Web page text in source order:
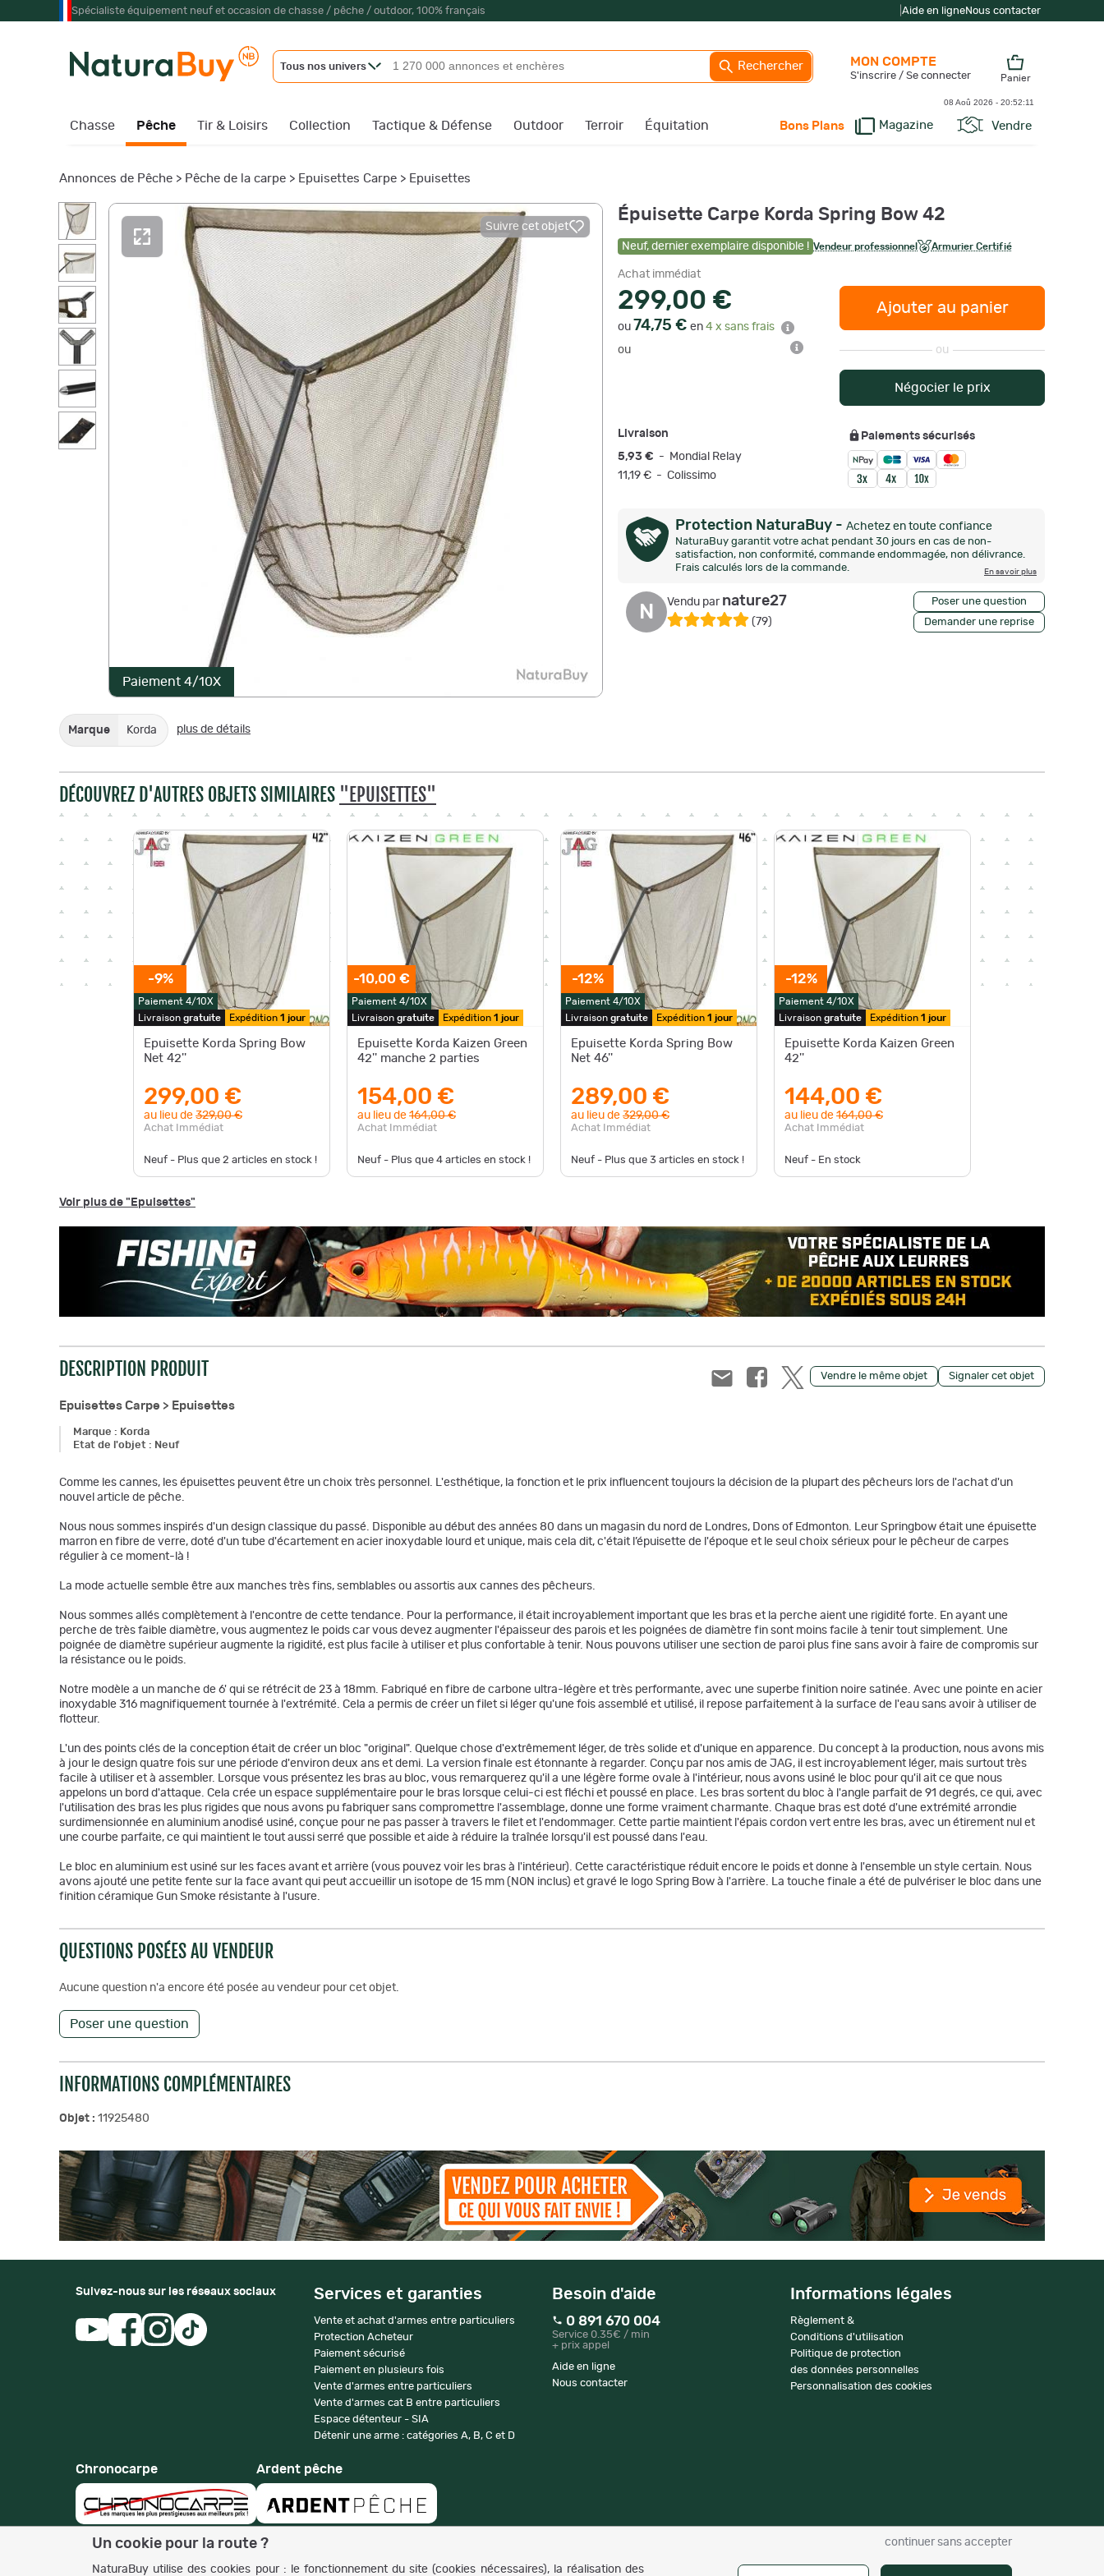
Spécialiste équipement neuf et occasion de chasse / pêche / outdoor, 100% français Aide en ligneNous contacter
Tous nos univers Rechercher
Chasse Pêche Tir & Loisirs Collection Tactique & Défense Outdoor Terroir Équitation Bons Plans Magazine Vendre
MON COMPTE
S'inscrire / Se connecter Panier
08 Aoû 2026 - 20:52:12
Annonces de Pêche > Pêche de la carpe > Epuisettes Carpe > Epuisettes
Paiement 4/10X
Suivre cet objet
Marque Korda plus de détails
Épuisette Carpe Korda Spring Bow 42
Neuf, dernier exemplaire disponible ! Vendeur professionnel Armurier Certifié
Achat immédiat
299,00 €
ou 74,75 € en 4 x sans frais
ou
Ajouter au panier
ou
Négocier le prix
Livraison
5,93 € - Mondial Relay
11,19 € - Colissimo
Paiements sécurisés
Protection NaturaBuy - Achetez en toute confiance
NaturaBuy garantit votre achat pendant 30 jours en cas de non-
satisfaction, non conformité, commande endommagée, non délivrance.
Frais calculés lors de la commande.
En savoir plus
N Vendu par nature27
(79) Demander une reprise
Poser une question
DÉCOUVREZ D'AUTRES OBJETS SIMILAIRES "EPUISETTES"
-9%
Paiement 4/10X
Livraison gratuite Expédition 1 jour
Epuisette Korda Spring Bow
Net 42''
299,00 €
au lieu de 329,00 €
Achat Immédiat
Neuf - Plus que 2 articles en stock !
-10,00 €
Paiement 4/10X
Livraison gratuite Expédition 1 jour
Epuisette Korda Kaizen Green
42'' manche 2 parties
154,00 €
au lieu de 164,00 €
Achat Immédiat
Neuf - Plus que 4 articles en stock !
-12%
Paiement 4/10X
Livraison gratuite Expédition 1 jour
Epuisette Korda Spring Bow
Net 46''
289,00 €
au lieu de 329,00 €
Achat Immédiat
Neuf - Plus que 3 articles en stock !
-12%
Paiement 4/10X
Livraison gratuite Expédition 1 jour
Epuisette Korda Kaizen Green
42''
144,00 €
au lieu de 164,00 €
Achat Immédiat
Neuf - En stock
Voir plus de "Epuisettes"
Vendre le même objet Signaler cet objet
DESCRIPTION PRODUIT
Epuisettes Carpe > Epuisettes
Marque : Korda
Etat de l'objet : Neuf
Comme les cannes, les épuisettes peuvent être un choix très personnel. L'esthétique, la fonction et le prix influencent toujours la décision de la plupart des pêcheurs lors de l'achat d'un
nouvel article de pêche.
Nous nous sommes inspirés d'un design classique du passé. Disponible au début des années 80 dans un magasin du nord de Londres, Dons of Edmonton. Leur Springbow était une épuisette
marron en fibre de verre, doté d'un tube d'écartement en acier inoxydable lourd et unique, mais cela dit, c'était l’épuisette de l'époque et le seul choix sérieux pour le pêcheur de carpes
régulier à ce moment-là !
La mode actuelle semble être aux manches très fins, semblables ou assortis aux cannes des pêcheurs.
Nous sommes allés complètement à l'encontre de cette tendance. Pour la performance, il était incroyablement important que les bras et la perche aient une rigidité forte. En ayant une
perche de très faible diamètre, vous augmentez le poids car vous devez augmenter l'épaisseur des parois et les poignées de diamètre fin sont moins facile à tenir tout simplement. Une
poignée de diamètre supérieur augmente la rigidité, est plus facile à utiliser et plus confortable à tenir. Nous pouvons utiliser une section de paroi plus fine sans avoir à faire de compromis sur
la résistance ou le poids.
Notre modèle a un manche de 6' qui se rétrécit de 23 à 18mm. Fabriqué en fibre de carbone ultra-légère et très performante, avec une superbe finition noire satinée. Avec une pointe en acier
inoxydable 316 magnifiquement tournée à l'extrémité. Cela a permis de créer un filet si léger qu'une fois assemblé et utilisé, il repose parfaitement à la surface de l'eau sans avoir à utiliser de
flotteur.
L'un des points clés de la conception était de créer un bloc "original". Quelque chose d'extrêmement léger, de très solide et d'unique en apparence. Du concept à la production, nous avons mis
à jour le design quatre fois sur une période d'environ deux ans et demi. La version finale est étonnante à regarder. Conçu par nos amis de JAG, il est incroyablement léger, mais surtout très
facile à utiliser et à assembler. Lorsque vous présentez les bras au bloc, vous remarquerez qu'il a une légère forme ovale à l'intérieur, nous avons usiné le bloc pour qu'il ait ce que nous
appelons un bord d'attaque. Cela crée un espace supplémentaire pour le bras lorsque celui-ci est fléchi et poussé en place. Les bras sortent du bloc à l'angle parfait de 91 degrés, ce qui, avec
l'utilisation des bras les plus rigides que nous avons pu fabriquer sans compromettre l'assemblage, donne une forme vraiment charmante. Chaque bras est doté d'une extrémité arrondie
surdimensionnée en aluminium anodisé usiné, conçue pour ne pas passer à travers le filet et l'endommager. Cette partie maintient l'épais cordon vert entre les bras, avec un étirement nul et
une courbe parfaite, ce qui maintient le tout aussi serré que possible et aide à réduire la traînée lorsqu'il est poussé dans l'eau.
Le bloc en aluminium est usiné sur les faces avant et arrière (vous pouvez voir les bras à l'intérieur). Cette caractéristique réduit encore le poids et donne à l'ensemble un style certain. Nous
avons ajouté une petite fente sur la face avant qui peut accueillir un isotope de 15 mm (NON inclus) et gravé le logo Spring Bow à l'arrière. La touche finale a été de pulvériser le bloc dans une
finition céramique Gun Smoke résistante à l'usure.
QUESTIONS POSÉES AU VENDEUR
Aucune question n'a encore été posée au vendeur pour cet objet.
Poser une question
INFORMATIONS COMPLÉMENTAIRES
Objet : 11925480
Suivez-nous sur les réseaux sociaux Services et garanties
Vente et achat d'armes entre particuliers
Protection Acheteur
Paiement sécurisé
Paiement en plusieurs fois
Vente d'armes entre particuliers
Vente d'armes cat B entre particuliers
Espace détenteur - SIA
Détenir une arme : catégories A, B, C et D
Besoin d'aide
0 891 670 004
Service 0.35€ / min
+ prix appel
Aide en ligne
Nous contacter
Informations légales
Règlement &
Conditions d'utilisation
Politique de protection
des données personnelles
Personnalisation des cookies
Chronocarpe Ardent pêche
Copyright © 2007-2026 NaturaBuy. Tous droits réservés. N°CNIL: 1239459.
continuer sans accepter
Un cookie pour la route ?
NaturaBuy utilise des cookies pour : le fonctionnement du site (cookies nécessaires), la réalisation des